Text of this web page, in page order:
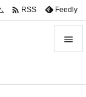

 RSS Feedly